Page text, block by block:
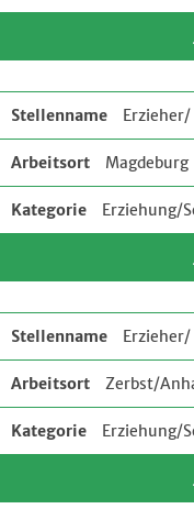
Magdeburg
Erziehung/
Zerbst/
Erziehung/